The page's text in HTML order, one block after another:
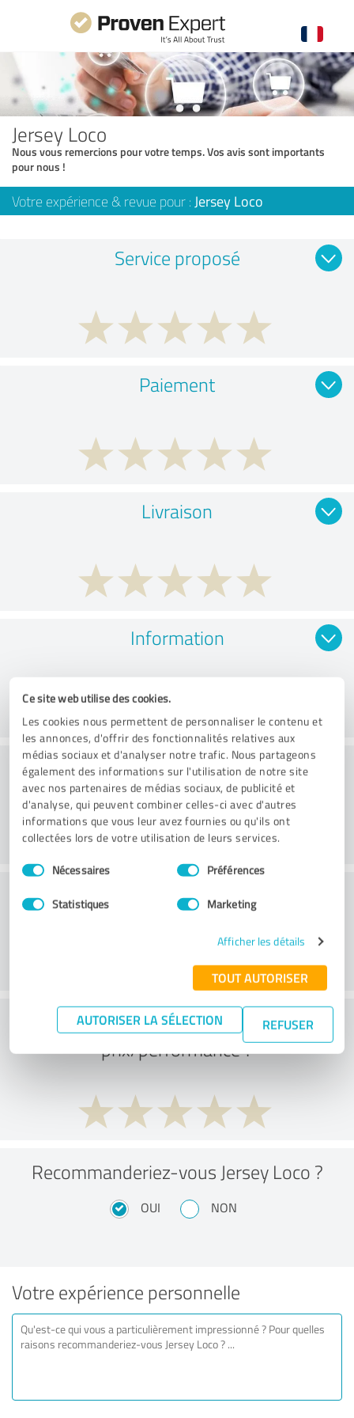
Ce site web utilise des cookies.
Les cookies nous permettent de personnaliser le contenu et
les annonces, d'offrir des fonctionnalités relatives aux
médias sociaux et d'analyser notre trafic. Nous partageons
également des informations sur l'utilisation de notre site
avec nos partenaires de médias sociaux, de publicité et
d'analyse, qui peuvent combiner celles-ci avec d'autres
informations que vous leur avez fournies ou qu'ils ont
collectées lors de votre utilisation de leurs services.
Sélection
du
Nécessaires Préférences
Statistiques Marketing
Afficher les détails
TOUT AUTORISER
AUTORISER LA SÉLECTION REFUSER
Jersey Loco
Nous vous remercions pour votre temps. Vos avis sont importants
pour nous !
Votre expérience & revue pour : Jersey Loco
Service proposé
Paiement
Livraison
Information
Site web
Service à la clientèle
Que pensez-vous du rapport
prix/performance ?
Recommanderiez-vous Jersey Loco ?
OUI NON
Votre expérience personnelle